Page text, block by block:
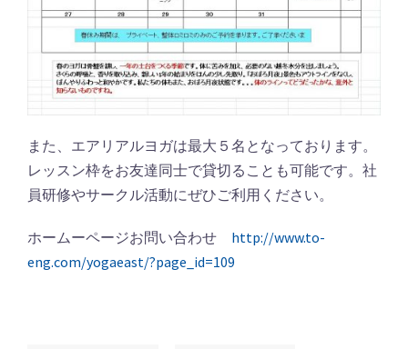
また、エアリアルヨガは最大５名となっております。
レッスン枠をお友達同士で貸切ることも可能です。社
員研修やサークル活動にぜひご利用ください。
ホームーページお問い合わせ http://www.to-
eng.com/yogaeast/?page_id=109